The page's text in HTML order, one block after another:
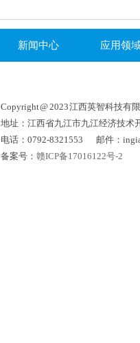
新闻中心 应用领
Copyright @ 2023 江西英智科技有
地址：江西省九江市九江经济技术
电话：0792-8321553 邮件：
备案号： 赣ICP备17016122号-2